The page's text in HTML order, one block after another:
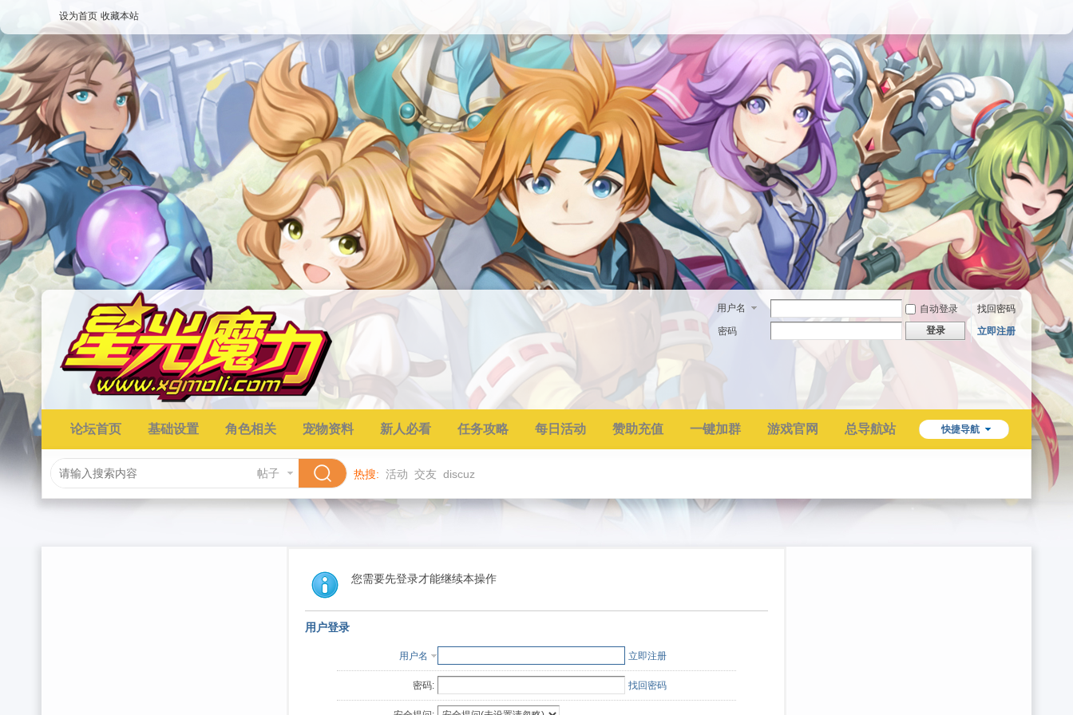
设为首页 收藏本站
用户名 自动登录
找回密码
密码
登录 立即注册
快捷导航
论坛首页 基础设置 角色相关 宠物资料 新人必看 任务攻略 每日活动 赞助充值 一键加群 游戏官网 总导航站
帖子 热搜: 活动 交友 discuz
您需要先登录才能继续本操作
用户登录
用户名 立即注册
密码: 找回密码